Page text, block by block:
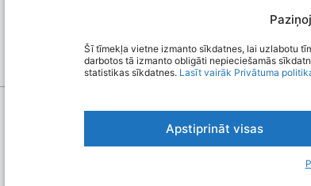
Šī tīmekļa vietne izmanto sīkdatnes, lai uzlabotu
darbotos tā izmanto obligāti nepieciešamās
statistikas sīkdatnes. Lasīt vairāk Privātuma
Apstiprināt visas